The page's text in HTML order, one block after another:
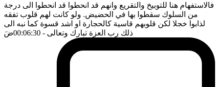
فالاستفهام هنا للتوبيخ والتقريع وانهم قد انحطوا قد انحطوا الى درجة
من السلوك سقطوا بها في الحضيض. ولو كانت لهم قلوب تفقه
لذابوا خجلا لكن قلوبهم قاسية كالحجارة او اشد قسوة كما نبه الى
ذلك رب العزة تبارك وتعالى - 00:06:30 ضَ